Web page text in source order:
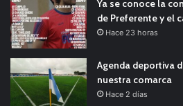
Ya se conoce la
de Preferente y el
Hace 23 horas
Agenda deportiva
nuestra comarca
Hace 2 días